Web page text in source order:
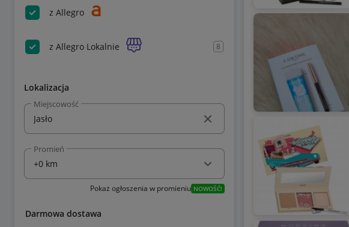
z Allegro
z Allegro Lokalnie 8
Lokalizacja
Miejscowość
Promień
Pokaż ogłoszenia w promieniu NOWOŚĆ!
Darmowa dostawa